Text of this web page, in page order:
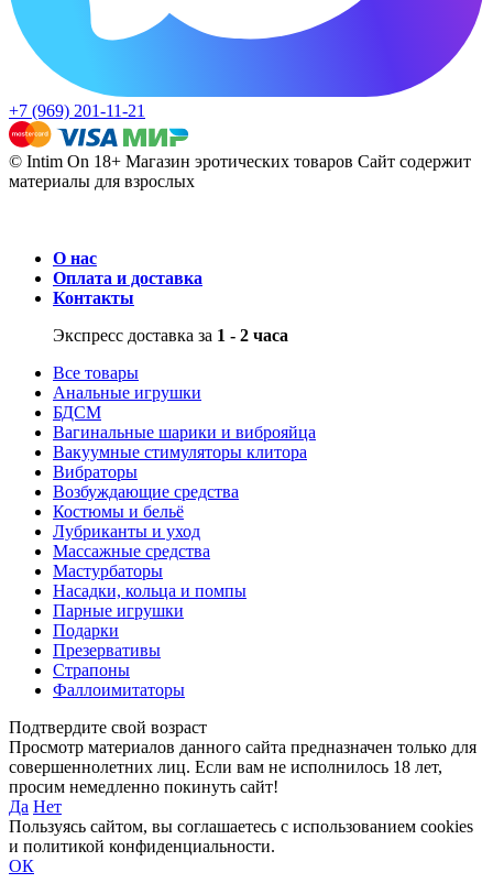
+7 (969) 201-11-21
© Intim On 18+ Магазин эротических товаров Сайт содержит
материалы для взрослых
О нас
Оплата и доставка
Контакты
Экспресс доставка за 1 - 2 часа
Все товары
Анальные игрушки
БДСМ
Вагинальные шарики и виброяйца
Вакуумные стимуляторы клитора
Вибраторы
Возбуждающие средства
Костюмы и бельё
Лубриканты и уход
Массажные средства
Мастурбаторы
Насадки, кольца и помпы
Парные игрушки
Подарки
Презервативы
Страпоны
Фаллоимитаторы
Подтвердите свой возраст
Просмотр материалов данного сайта предназначен только для
совершеннолетних лиц. Если вам не исполнилось 18 лет,
просим немедленно покинуть сайт!
Да Нет
Пользуясь сайтом, вы соглашаетесь с использованием cookies
и политикой конфиденциальности.
ОК